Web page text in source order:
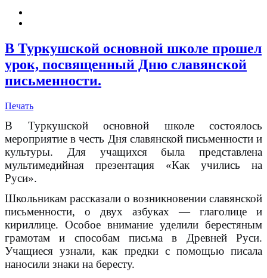
В Туркушской основной школе прошел
урок, посвященный Дню славянской
письменности.
Печать
В Туркушской основной школе состоялось
мероприятие в честь Дня славянской письменности и
культуры. Для учащихся была представлена
мультимедийная презентация «Как учились на
Руси».
Школьникам рассказали о возникновении славянской
письменности, о двух азбуках — глаголице и
кириллице. Особое внимание уделили берестяным
грамотам и способам письма в Древней Руси.
Учащиеся узнали, как предки с помощью писала
наносили знаки на бересту.